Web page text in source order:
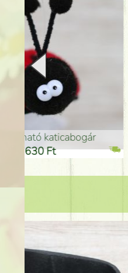
Kerámia béka
11 600 Ft